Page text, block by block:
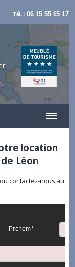
Tél. :06 15 55 65 17
location
Léon
contactez-nous au
Prénom*